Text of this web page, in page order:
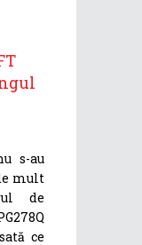
s-au
mult
de
ce